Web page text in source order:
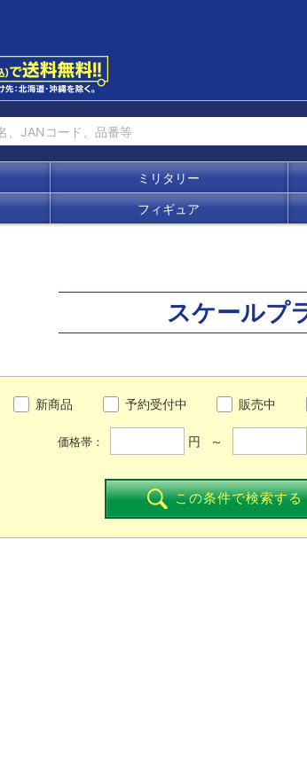
ミリタリー
フィギュア
スケールプ
新商品 予約受付中 販売中
価格帯： 円 ～
この条件で検索する